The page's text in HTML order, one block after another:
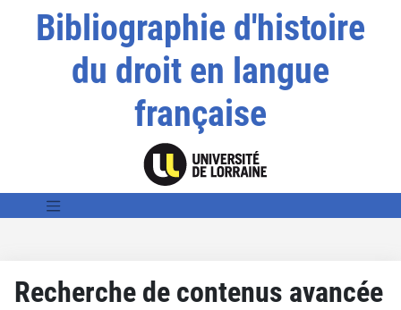
Bibliographie d'histoire
du droit en langue
française
Recherche de contenus avancée